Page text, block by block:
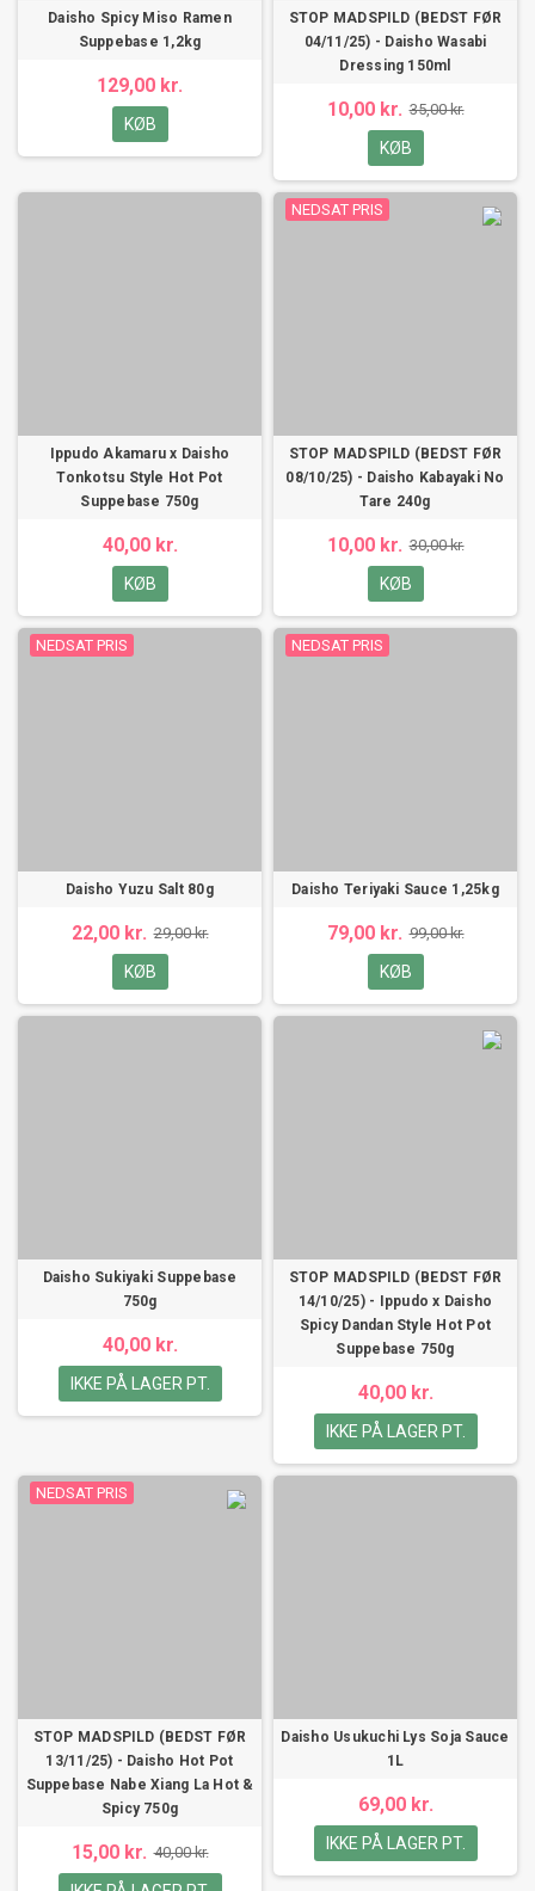
Daisho Spicy Miso Ramen
Suppebase 1,2kg
129,00 kr.
KØB
STOP MADSPILD (BEDST FØR
04/11/25) - Daisho Wasabi
Dressing 150ml
10,00 kr. 35,00 kr.
KØB
Ippudo Akamaru x Daisho
Tonkotsu Style Hot Pot
Suppebase 750g
40,00 kr.
KØB
NEDSAT PRIS
STOP MADSPILD (BEDST FØR
08/10/25) - Daisho Kabayaki No
Tare 240g
10,00 kr. 30,00 kr.
KØB
NEDSAT PRIS
Daisho Yuzu Salt 80g
22,00 kr. 29,00 kr.
KØB
NEDSAT PRIS
Daisho Teriyaki Sauce 1,25kg
79,00 kr. 99,00 kr.
KØB
Daisho Sukiyaki Suppebase
750g
40,00 kr.
IKKE PÅ LAGER PT.
STOP MADSPILD (BEDST FØR
14/10/25) - Ippudo x Daisho
Spicy Dandan Style Hot Pot
Suppebase 750g
40,00 kr.
IKKE PÅ LAGER PT.
NEDSAT PRIS
STOP MADSPILD (BEDST FØR
13/11/25) - Daisho Hot Pot
Suppebase Nabe Xiang La Hot &
Spicy 750g
15,00 kr. 40,00 kr.
Daisho Usukuchi Lys Soja Sauce
1L
69,00 kr.
IKKE PÅ LAGER PT.